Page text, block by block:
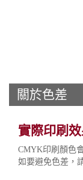
關於色差
實際印刷
CMYK印刷顏色
如要避免色差，